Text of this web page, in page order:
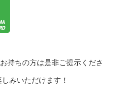
持ちの方は是非ご提示くださ
みいただけます！